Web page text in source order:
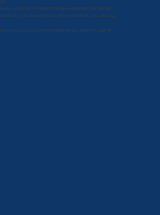
cultural. Priorizamos las experiencias de las
y reconociendo cómo el estrés, la cultura y
un espacio para restablecer tu relación con el